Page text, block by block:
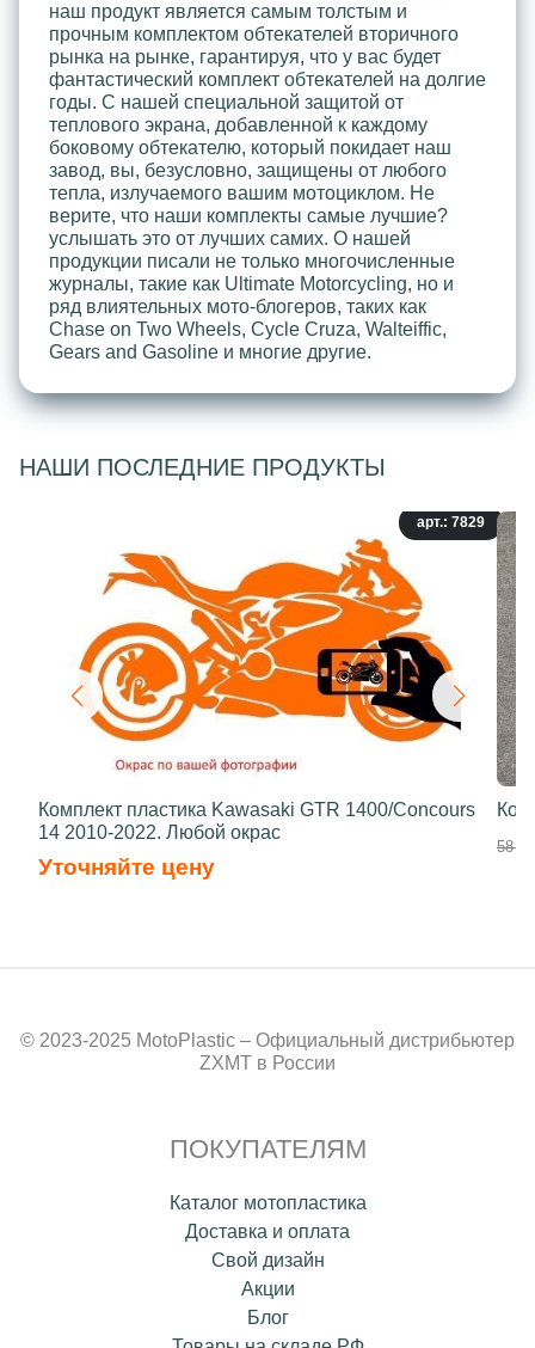
наш продукт является самым толстым и
прочным комплектом обтекателей вторичного
рынка на рынке, гарантируя, что у вас будет
фантастический комплект обтекателей на долгие
годы. С нашей специальной защитой от
теплового экрана, добавленной к каждому
боковому обтекателю, который покидает наш
завод, вы, безусловно, защищены от любого
тепла, излучаемого вашим мотоциклом. Не
верите, что наши комплекты самые лучшие?
услышать это от лучших самих. О нашей
продукции писали не только многочисленные
журналы, такие как Ultimate Motorcycling, но и
ряд влиятельных мото-блогеров, таких как
Chase on Two Wheels, Cycle Cruza, Walteiffic,
Gears and Gasoline и многие другие.
НАШИ ПОСЛЕДНИЕ ПРОДУКТЫ
арт.: 7829
Комплект пластика Kawasaki GTR 1400/Concours
14 2010-2022. Любой окрас
Уточняйте цену
58
© 2023-2025 MotoPlastic – Официальный дистрибьютер
ZXMT в России
ПОКУПАТЕЛЯМ
Каталог мотопластика
Доставка и оплата
Свой дизайн
Акции
Блог